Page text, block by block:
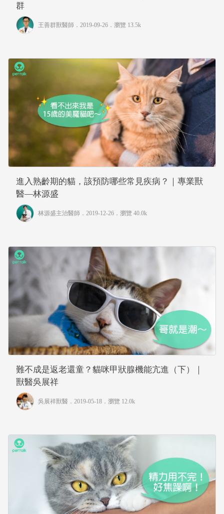
群
王善群獸醫師 ．2019-09-26． 瀏覽 13.5k
進入熟齡期的貓，該預防哪些常見疾病？｜專業獸
醫—林源盛
林源盛主治醫師 ．2019-12-26． 瀏覽 40.0k
難不成是返老還童？貓咪甲狀腺機能亢進（下）｜
獸醫吳展祥
吳展祥獸醫 ．2019-05-18． 瀏覽 12.0k